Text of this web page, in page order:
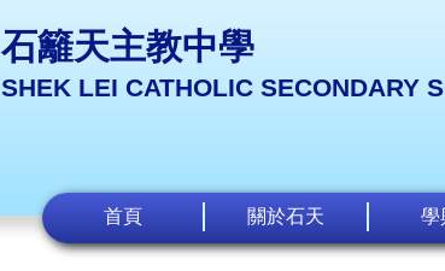
石籬天主教中學
SHEK LEI CATHOLIC SECONDARY
首頁 關於石天 學